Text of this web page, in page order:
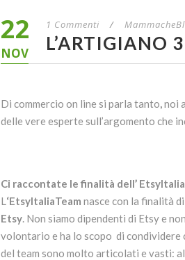
22
NOV
1 Commenti /
L’ARTIGIANO
Di commercio on line si parla tanto,noi
delle vere esperte sull’argomento che
Ci raccontate le finalità dell’
L‘EtsyItaliaTeam nasce con la finalità
Etsy. Non siamo dipendenti di Etsy e
volontario e ha lo scopo di condividere
del team sono molto articolati e vasti: